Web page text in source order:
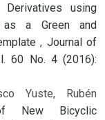
using
as a Green and
, Journal of
60 No. 4 (2016):
Yuste, Rubén
New Bicyclic